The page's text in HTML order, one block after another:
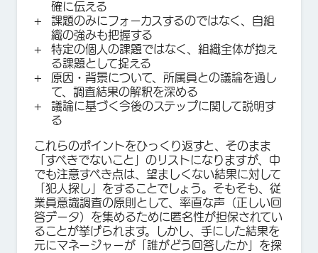
確に伝える
課題のみにフォーカスするのではなく、自組
織の強みも把握する
特定の個人の課題ではなく、組織全体が抱え
る課題として捉える
原因・背景について、所属員との議論を通し
て、調査結果の解釈を深める
議論に基づく今後のステップに関して説明す
る
これらのポイントをひっくり返すと、そのまま
「すべきでないこと」のリストになりますが、中
でも注意すべき点は、望ましくない結果に対して
「犯人探し」をすることでしょう。そもそも、従
業員意識調査の原則として、率直な声（正しい回
答データ）を集めるために匿名性が担保されてい
ることが挙げられます。しかし、手にした結果を
元にマネージャーが「誰がどう回答したか」を探